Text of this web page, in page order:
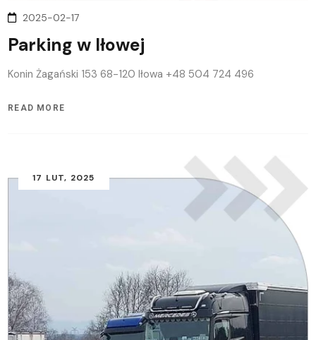
2025-02-17
Parking w Iłowej
Konin Żagański 153 68-120 Iłowa +48 504 724 496
READ MORE
17 LUT, 2025